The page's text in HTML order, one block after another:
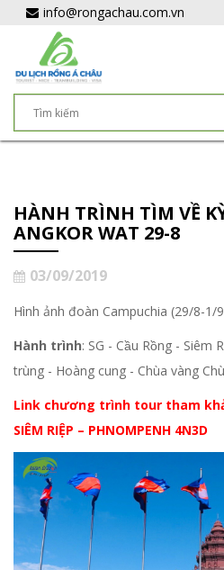
info@rongachau.com.vn
HÀNH TRÌNH TÌM VỀ
ANGKOR WAT 29-8
03/09/2019
Hình ảnh đoàn Campuchia (29/8-1/
Hành trình: SG - Cầu Rồng - Siêm
trùng - Hoàng cung - Chùa vàng
Link chương trình tour tham
SIÊM RIỆP – PHNOMPENH 4N3D